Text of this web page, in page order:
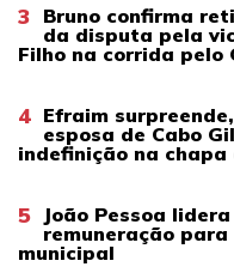
3 Bruno confirma
da disputa pela
Filho na corrida pelo
4 Efraim
esposa de Cabo
indefinição na chapa
5
João Pessoa
remuneração
municipal